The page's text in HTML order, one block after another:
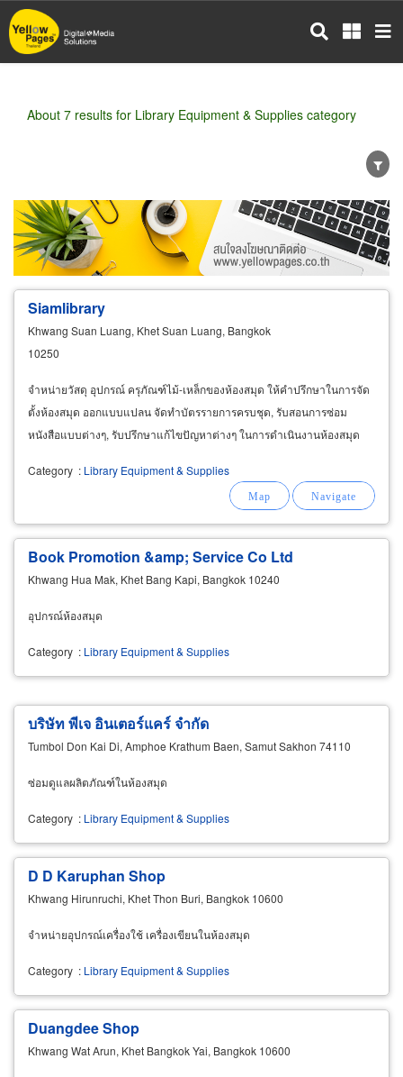
Skip
to
main
About 7 results for Library Equipment & Supplies category
Wholesale Retail Manufacturer
Dealer
Exporter/Importer
Service Business
Siamlibrary
Khwang Suan Luang, Khet Suan Luang, Bangkok
10250
จำหน่ายวัสดุ อุปกรณ์ ครุภัณฑ์ไม้-เหล็กของห้องสมุด ให้คำปรึกษาในการจัด
ตั้งห้องสมุด ออกแบบแปลน จัดทำบัตรรายการครบชุด, รับสอนการซ่อม
หนังสือแบบต่างๆ, รับปรึกษาแก้ไขปัญหาต่างๆ ในการดำเนินงานห้องสมุด
Category : Library Equipment & Supplies
Book Promotion &amp; Service Co Ltd
Khwang Hua Mak, Khet Bang Kapi, Bangkok 10240
อุปกรณ์ห้องสมุด
Category : Library Equipment & Supplies
บริษัท พีเจ อินเตอร์แคร์ จำกัด
Tumbol Don Kai Di, Amphoe Krathum Baen, Samut Sakhon 74110
ซ่อมดูแลผลิตภัณฑ์ในห้องสมุด
Category : Library Equipment & Supplies
D D Karuphan Shop
Khwang Hirunruchi, Khet Thon Buri, Bangkok 10600
จำหน่ายอุปกรณ์เครื่องใช้ เครื่องเขียนในห้องสมุด
Category : Library Equipment & Supplies
Duangdee Shop
Khwang Wat Arun, Khet Bangkok Yai, Bangkok 10600